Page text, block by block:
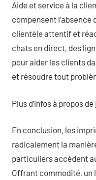
Aide et service à la
compensent
clientèle attentif et
chats en direct, des
pour aider les clients
et résoudre tout
Plus d’infos à propos de
En conclusion, les
radicalement la
particuliers accèdent
Offrant commodité, un